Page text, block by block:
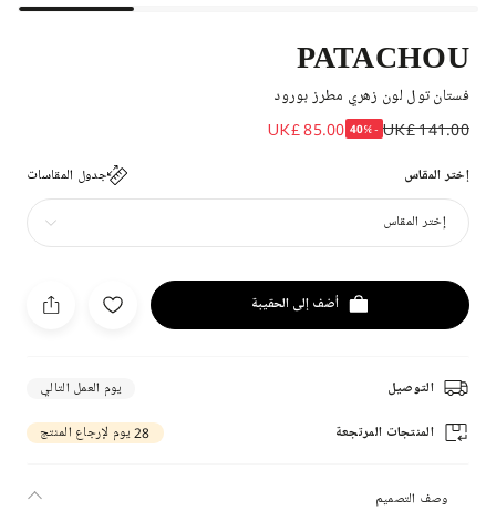
PATACHOU
فستان تول لون زهري مطرز بورود
UK£ 141.00
-40%
UK£ 85.00
إختر المقاس جدول المقاسات
إختر المقاس
أضف إلى الحقيبة
التوصيل يوم العمل التالي
المنتجات المرتجعة 28 يوم لإرجاع المنتج
وصف التصميم